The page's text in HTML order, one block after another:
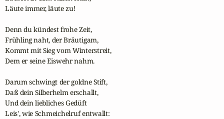
Läute immer, läute zu!
Denn du kündest frohe Zeit,
Frühling naht, der Bräutigam,
Kommt mit Sieg vom Winterstreit,
Dem er seine Eiswehr nahm.
Darum schwingt der goldne Stift,
Daß dein Silberhelm erschallt,
Und dein liebliches Gedüft
Leis', wie Schmeichelruf entwallt: